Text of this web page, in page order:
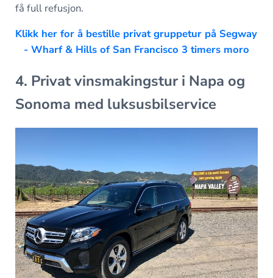
få full refusjon.
Klikk her for å bestille privat gruppetur på Segway
- Wharf & Hills of San Francisco 3 timers moro
4. Privat vinsmakingstur i Napa og
Sonoma med luksusbilservice